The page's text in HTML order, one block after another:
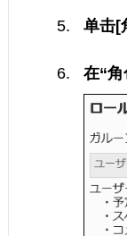
单击[
在“角